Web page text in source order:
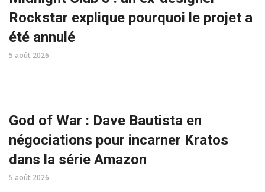
Rockstar explique pourquoi le projet a
été annulé
5 août 2026
God of War : Dave Bautista en
négociations pour incarner Kratos
dans la série Amazon
5 août 2026